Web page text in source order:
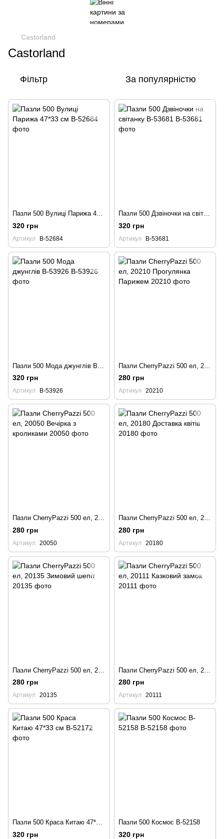
Castorland
Castorland
Фільтр За популярністю
Пазли 500 Вулиці Парижа 47*33 см
320 грн
Артикул B-52684
Пазли 500 Дзвіночки на світанку B-53681
320 грн
Артикул B-53681
320 грн
Артикул B-53926
280 грн
Артикул 20210
Пазли CherryPazzi 500 ел, 20050 Вечірка з кроликами
280 грн
Артикул 20050
Пазли CherryPazzi 500 ел, 20180 Доставка квітів
280 грн
Артикул 20180
280 грн
Артикул 20135
280 грн
Артикул 20111
Пазли 500 Краса Китаю 47*33 см
320 грн
Пазли 500 Космос B-52158
320 грн